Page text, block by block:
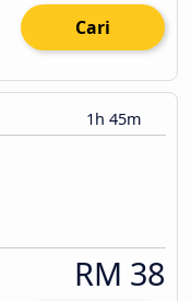
Cari
1h 45m
RM 38